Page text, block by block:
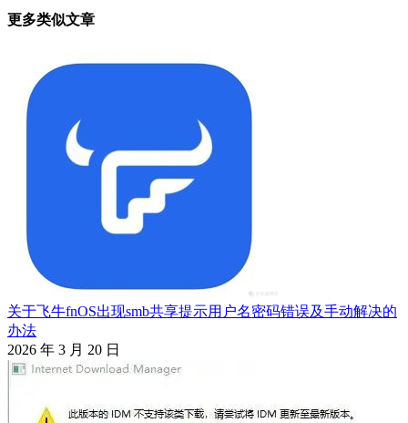
导
更多类似文章
关于飞牛fnOS出现smb共享提示用户名密码错误及手动解决的
办法
2026 年 3 月 20 日